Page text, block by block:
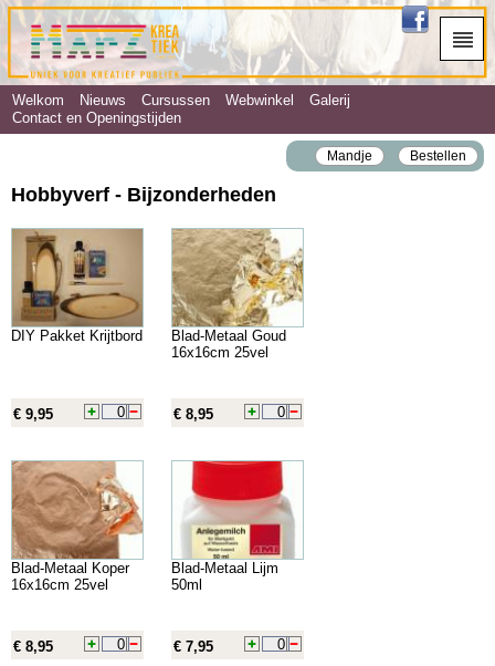
Welkom Nieuws Cursussen Webwinkel
Galerij
Contact en Openingstijden
Mandje Bestellen
Hobbyverf - Bijzonderheden
DIY Pakket Krijtbord
€ 9,95
Blad-Metaal Goud
16x16cm 25vel
€ 8,95
Blad-Metaal Koper
16x16cm 25vel
€ 8,95
Blad-Metaal Lijm
50ml
€ 7,95